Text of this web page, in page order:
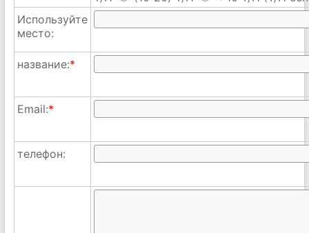
Используйте
место:
название:*
Email:*
телефон: